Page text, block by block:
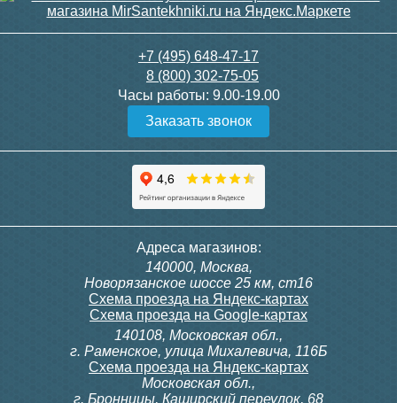
+7 (495) 648-47-17
8 (800) 302-75-05
Часы работы: 9.00-19.00
Заказать звонок
Адреса магазинов:
140000, Москва,
Новорязанское шоссе 25 км, ст16
Схема проезда на Яндекс-картах
Схема проезда на Google-картах
140108, Московская обл.,
г. Раменское, улица Михалевича, 116Б
Схема проезда на Яндекс-картах
Московская обл.,
г. Бронницы, Каширский переулок, 68